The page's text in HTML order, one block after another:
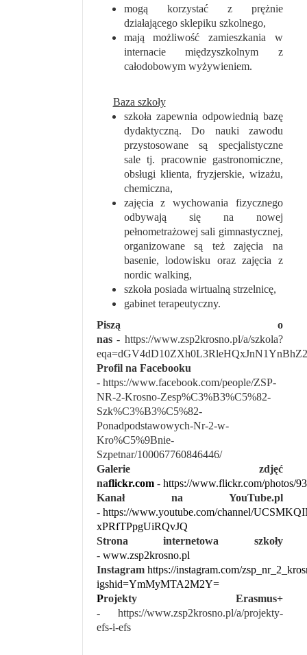
mogą korzystać z prężnie
działającego sklepiku szkolnego,
mają możliwość zamieszkania w
internacie międzyszkolnym z
całodobowym wyżywieniem.
Baza szkoły
szkoła zapewnia odpowiednią bazę
dydaktyczną. Do nauki zawodu
przystosowane są specjalistyczne
sale tj. pracownie gastronomiczne,
obsługi klienta, fryzjerskie, wizażu,
chemiczna,
zajęcia z wychowania fizycznego
odbywają się na nowej
pełnometrażowej sali gimnastycznej,
organizowane są też zajęcia na
basenie, lodowisku oraz zajęcia z
nordic walking,
szkoła posiada wirtualną strzelnicę,
gabinet terapeutyczny.
Piszą o
nas- https://www.zsp2krosno.pl/a/szkola?
Profil na Facebooku
- https://www.facebook.com/people/ZSP-
NR-2-Krosno-Zesp%C3%B3%C5%82-
Szk%C3%B3%C5%82-
Ponadpodstawowych-Nr-2-w-
Kro%C5%9Bnie-
Szpetnar/100067760846446/
Galerie zdjęć
naflickr.com- https://www.flickr.com/photos/
Kanał na YouTube.pl
- https://www.youtube.com/channel/
xPRfTPpgUiRQvJQ
Strona internetowa szkoły
- www.zsp2krosno.pl
Instagram https://instagram.com/
igshid=YmMyMTA2M2Y=
Projekty Erasmus+
-https://www.zsp2krosno.pl/a/projekty-
efs-i-efs